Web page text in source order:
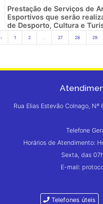
Prestação de Serviços de
Esportivos que serão
de Desporto, Cultura e
‹ 1 2 27 28 29
Rua Elias Estevão Colnago,
Telefone
Horários de Atendimento:
Sexta, das
E-mail:
Telefones úteis